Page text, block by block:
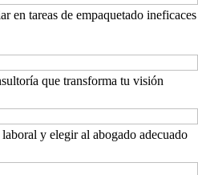
en tareas de empaquetado ineficaces
que transforma tu visión
y elegir al abogado adecuado